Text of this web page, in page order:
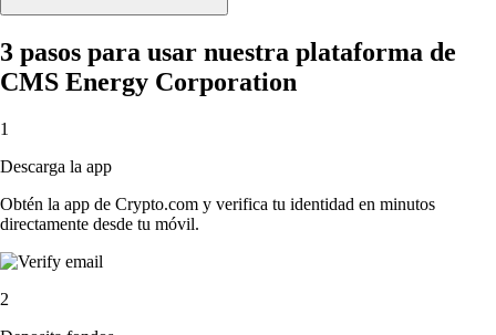
3 pasos para usar nuestra plataforma de
CMS Energy Corporation
1
Descarga la app
Obtén la app de Crypto.com y verifica tu identidad en minutos
directamente desde tu móvil.
2